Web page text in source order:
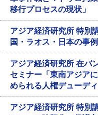
移行プロセスの現状」
アジア経済研究所 特別
国・ラオス・日本の事例
アジア経済研究所 在バ
セミナー「東南アジア
められる人権デューデ
アジア経済研究所 特別